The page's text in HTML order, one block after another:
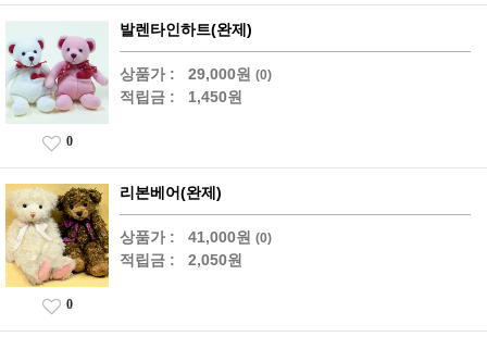
발렌타인하트(완제)
상품가 : 29,000원 (0)
적립금 : 1,450원
0
리본베어(완제)
상품가 : 41,000원 (0)
적립금 : 2,050원
0